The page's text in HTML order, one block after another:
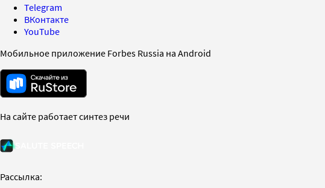
Telegram
ВКонтакте
YouTube
Мобильное приложение Forbes Russia на Android
На сайте работает синтез речи
Рассылка: